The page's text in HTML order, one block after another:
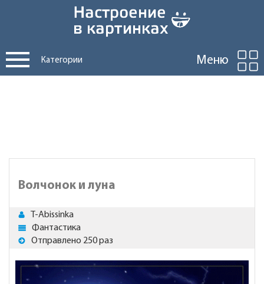
Категории Меню
Волчонок и луна
T-Abissinka
Фантастика
Отправлено 250 раз